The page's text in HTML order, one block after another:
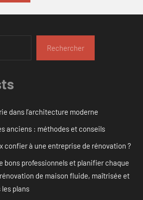
Rechercher
dans l’architecture moderne
anciens : méthodes et conseils
confier à une entreprise de rénovation ?
bons professionnels et planifier chaque
rénovation de maison fluide, maîtrisée et
plans